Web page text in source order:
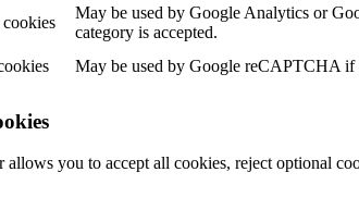
May be used by Google Analytics or
category is accepted.
May be used by Google reCAPTCHA if
you to accept all cookies, reject optional